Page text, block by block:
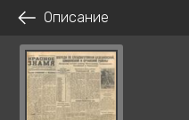
Описание